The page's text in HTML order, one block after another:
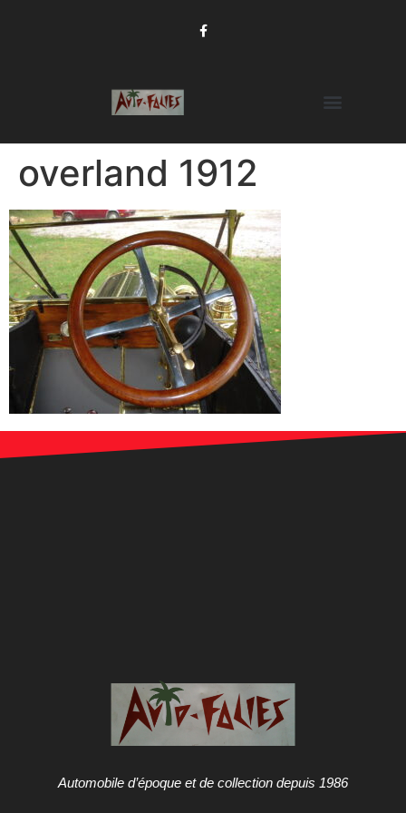
overland 1912
Automobile d’époque et de collection depuis 1986